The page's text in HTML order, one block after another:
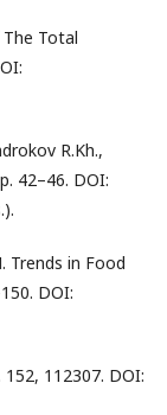
Total
R.Kh.,
42–46. DOI:
Trends in Food
DOI:
152, 112307. DOI: